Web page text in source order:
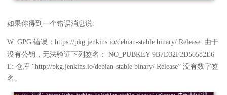
如果你得到一个错误消息说:
W: GPG 错误：https://pkg.jenkins.io/debian-stable binary/ Release: 由于
没有公钥，无法验证下列签名： NO_PUBKEY 9B7D32F2D50582E6
E: 仓库 “http://pkg.jenkins.io/debian-stable binary/ Release” 没有数字签
名。